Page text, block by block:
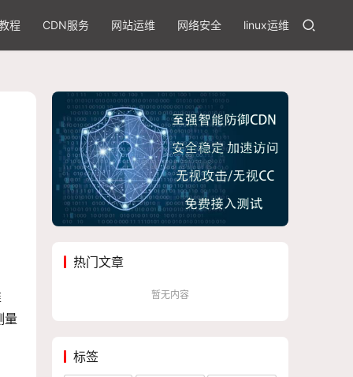
程 CDN服务 网站运维 网络安全 linux运维
量
热门文章
暂无内容
标签